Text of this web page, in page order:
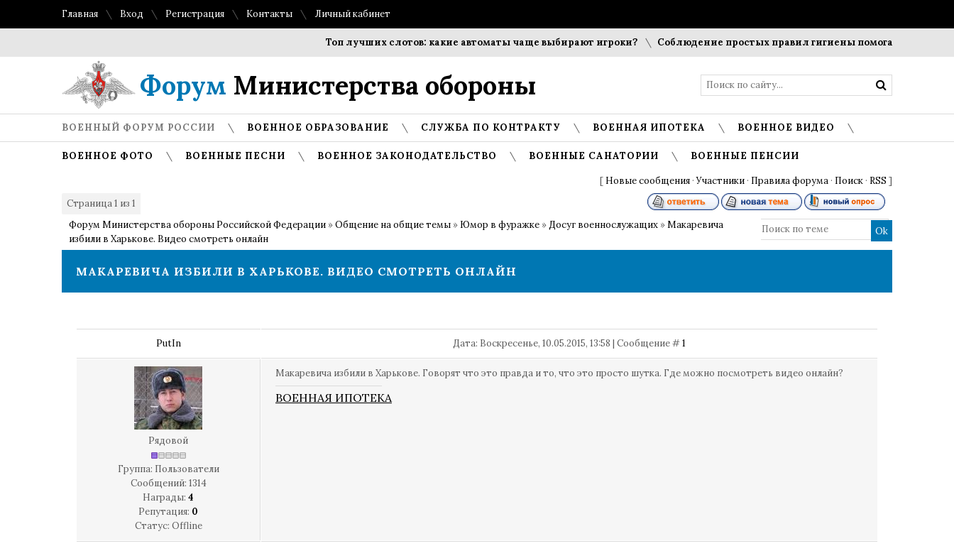
Главная Вход Регистрация Контакты Личный кабинет
Топ лучших слотов: какие автоматы чаще выбирают игроки? Соблюдение простых правил гигиены помогает сохранить
Форум Министерства обороны
ВОЕННЫЙ ФОРУМ РОССИИ ВОЕННОЕ ОБРАЗОВАНИЕ СЛУЖБА ПО КОНТРАКТУ ВОЕННАЯ ИПОТЕКА ВОЕННОЕ ВИДЕО
ВОЕННОЕ ФОТО ВОЕННЫЕ ПЕСНИ ВОЕННОЕ ЗАКОНОДАТЕЛЬСТВО ВОЕННЫЕ САНАТОРИИ ВОЕННЫЕ ПЕНСИИ
[ Новые сообщения ·Участники · Правила форума · Поиск · RSS ]
Страница1 из 1
Форум Министерства обороны Российской Федерации »Общение на общие темы » Юмор в фуражке »Досуг военнослужащих »Макаревича
избили в Харькове. Видео смотреть онлайн
МАКАРЕВИЧА ИЗБИЛИ В ХАРЬКОВЕ. ВИДЕО СМОТРЕТЬ ОНЛАЙН
PutIn Дата: Воскресенье, 10.05.2015, 13:58 | Сообщение #1
Рядовой
Группа: Пользователи
Сообщений: 1314
Награды: 4
Репутация: 0
Статус: Offline
Макаревича избили в Харькове. Говорят что это правда и то, что это просто шутка. Где можно посмотреть видео онлайн?
ВОЕННАЯ ИПОТЕКА